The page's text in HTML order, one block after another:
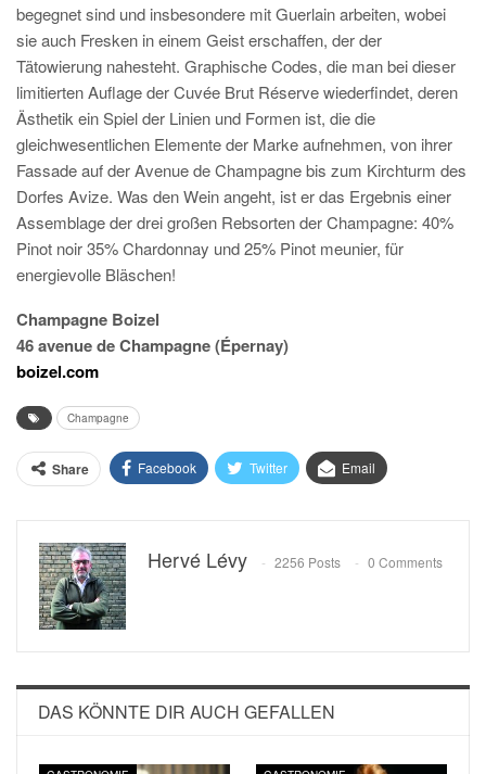
begegnet sind und insbesondere mit Guerlain arbeiten, wobei
sie auch Fresken in einem Geist erschaffen, der der
Tätowierung nahesteht. Graphische Codes, die man bei dieser
limitierten Auflage der Cuvée Brut Réserve wiederfindet, deren
Ästhetik ein Spiel der Linien und Formen ist, die die
gleichwesentlichen Elemente der Marke aufnehmen, von ihrer
Fassade auf der Avenue de Champagne bis zum Kirchturm des
Dorfes Avize. Was den Wein angeht, ist er das Ergebnis einer
Assemblage der drei großen Rebsorten der Champagne: 40%
Pinot noir 35% Chardonnay und 25% Pinot meunier, für
energievolle Bläschen!
Champagne Boizel
46 avenue de Champagne (Épernay)
boizel.com
Champagne
Share Facebook Twitter Email
Hervé Lévy 2256 Posts 0 Comments
DAS KÖNNTE DIR AUCH GEFALLEN